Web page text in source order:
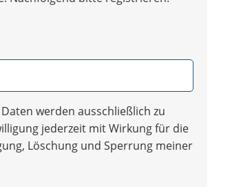
werden ausschließlich zu
jederzeit mit Wirkung für die
Löschung und Sperrung meiner